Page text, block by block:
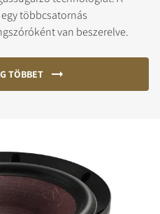
többcsatornás
van beszerelve.
TÖBBET